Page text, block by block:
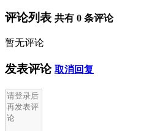
评论列表 共有 0 条评论
暂无评论
发表评论 取消回复